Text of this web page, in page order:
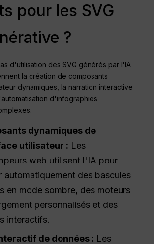
pour les SVG
?
d'utilisation des SVG générés par l'IA
la création de composants
dynamiques, la narration interactive
d'infographies
dynamiques de
utilisateur : Les
web utilisent l'IA pour
automatiquement des bascules
en mode sombre, des moteurs
personnalisés et des
interactifs.
de données : Les